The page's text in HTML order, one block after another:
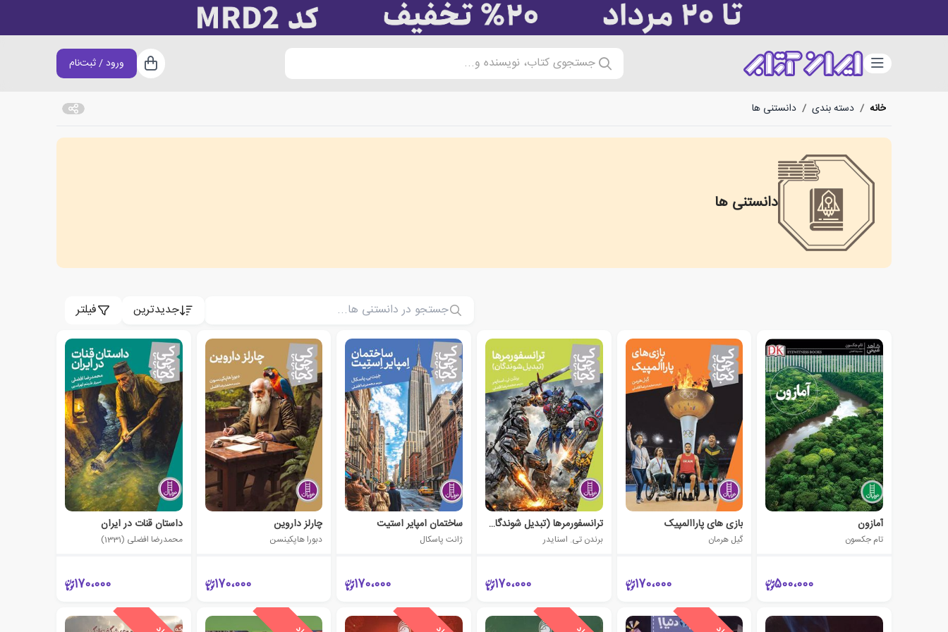
دسته‌بندی جستجوی کتاب، نویسنده و... سبد خرید
ورود / ثبت‌نام
خانه / دسته بندی / دانستنی ها
دانستنی ها
most know
جدیدترین فیلتر
آمازون
تام جکسون
500،000
بازی های پاراالمپیک
گیل هرمان
170،000
ترانسفورمرها (تبدیل شوندگان)
برندن تی. اسنایدر
170،000
ساختمان امپایر استیت
ژانت پاسکال
170،000
چارلز داروین
دبورا هاپکینسن
170،000
داستان قنات در ایران
محمدرضا افضلی (1331)
170،000